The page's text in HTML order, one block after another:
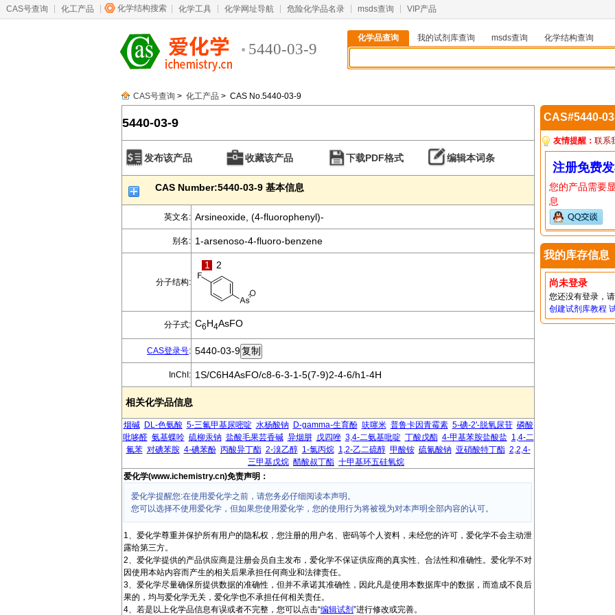
CAS号查询 化工产品 化学结构搜索 化学工具 化学网址导航 危险化学品名录 msds查询 VIP产品
5440-03-9
化学品查询 我的试剂库查询 msds查询
化学结构查询
CAS号查询 > 化工产品 > CAS No.5440-03-9
5440-03-9
发布该产品 收藏该产品 下载PDF格式 编辑本词条
CAS Number:5440-03-9 基本信息
英文名: Arsineoxide, (4-fluorophenyl)-
别名: 1-arsenoso-4-fluoro-benzene
分子结构:
1 2
分子式: C6H4AsFO
CAS登录号: 5440-03-9
InChI: 1S/C6H4AsFO/c8-6-3-1-5(7-9)2-4-6/h1-4H
相关化学品信息
烟碱 DL-色氨酸 5-三氟甲基尿嘧啶 水杨酸钠 D-gamma-生育酚 呋噻米 普鲁卡因青霉素 5-碘-2'-脱氧尿苷 磷酸
吡哆醛 氨基蝶呤 硫柳汞钠 盐酸毛果芸香碱 异烟肼 戊四唑 3,4-二氨基吡啶 丁酸戊酯 4-甲基苯胺盐酸盐 1,4-二
氟苯 对碘苯胺 4-碘苯酚 丙酸异丁酯 2-溴乙醇 1-氯丙烷 1,2-乙二硫醇 甲酸铵 硫氰酸钠 亚硝酸特丁酯 2,2,4-
三甲基戊烷 醋酸叔丁酯 十甲基环五硅氧烷
爱化学(www.ichemistry.cn)免责声明：
爱化学提醒您:在使用爱化学之前，请您务必仔细阅读本声明。
您可以选择不使用爱化学，但如果您使用爱化学，您的使用行为将被视为对本声明全部内容的认可。
1、爱化学尊重并保护所有用户的隐私权，您注册的用户名、密码等个人资料，未经您的许可，爱化学不会主动泄
露给第三方。
2、爱化学提供的产品供应商是注册会员自主发布，爱化学不保证供应商的真实性、合法性和准确性。爱化学不对
因使用本站内容而产生的相关后果承担任何商业和法律责任。
3、爱化学尽量确保所提供数据的准确性，但并不承诺其准确性，因此凡是使用本数据库中的数据，而造成不良后
果的，均与爱化学无关，爱化学也不承担任何相关责任。
4、若是以上化学品信息有误或者不完整，您可以点击“编辑试剂 ”进行修改或完善。
CAS#5440-
友情提醒： 联系
注册免费
您的产品需要
息
我的库存信息
尚未登录
您还没有登录，
创建试剂库教程